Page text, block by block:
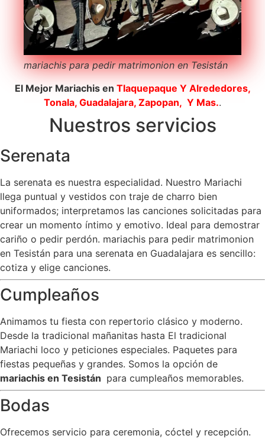
mariachis para pedir matrimonion en Tesistán
El Mejor Mariachis en Tlaquepaque Y Alrededores,
Tonala, Guadalajara, Zapopan, Y Mas..
Nuestros servicios
Serenata
La serenata es nuestra especialidad. Nuestro Mariachi
llega puntual y vestidos con traje de charro bien
uniformados; interpretamos las canciones solicitadas para
crear un momento íntimo y emotivo. Ideal para demostrar
cariño o pedir perdón. mariachis para pedir matrimonion
en Tesistán para una serenata en Guadalajara es sencillo:
cotiza y elige canciones.
Cumpleaños
Animamos tu fiesta con repertorio clásico y moderno.
Desde la tradicional mañanitas hasta El tradicional
Mariachi loco y peticiones especiales. Paquetes para
fiestas pequeñas y grandes. Somos la opción de
mariachis en Tesistán para cumpleaños memorables.
Bodas
Ofrecemos servicio para ceremonia, cóctel y recepción.